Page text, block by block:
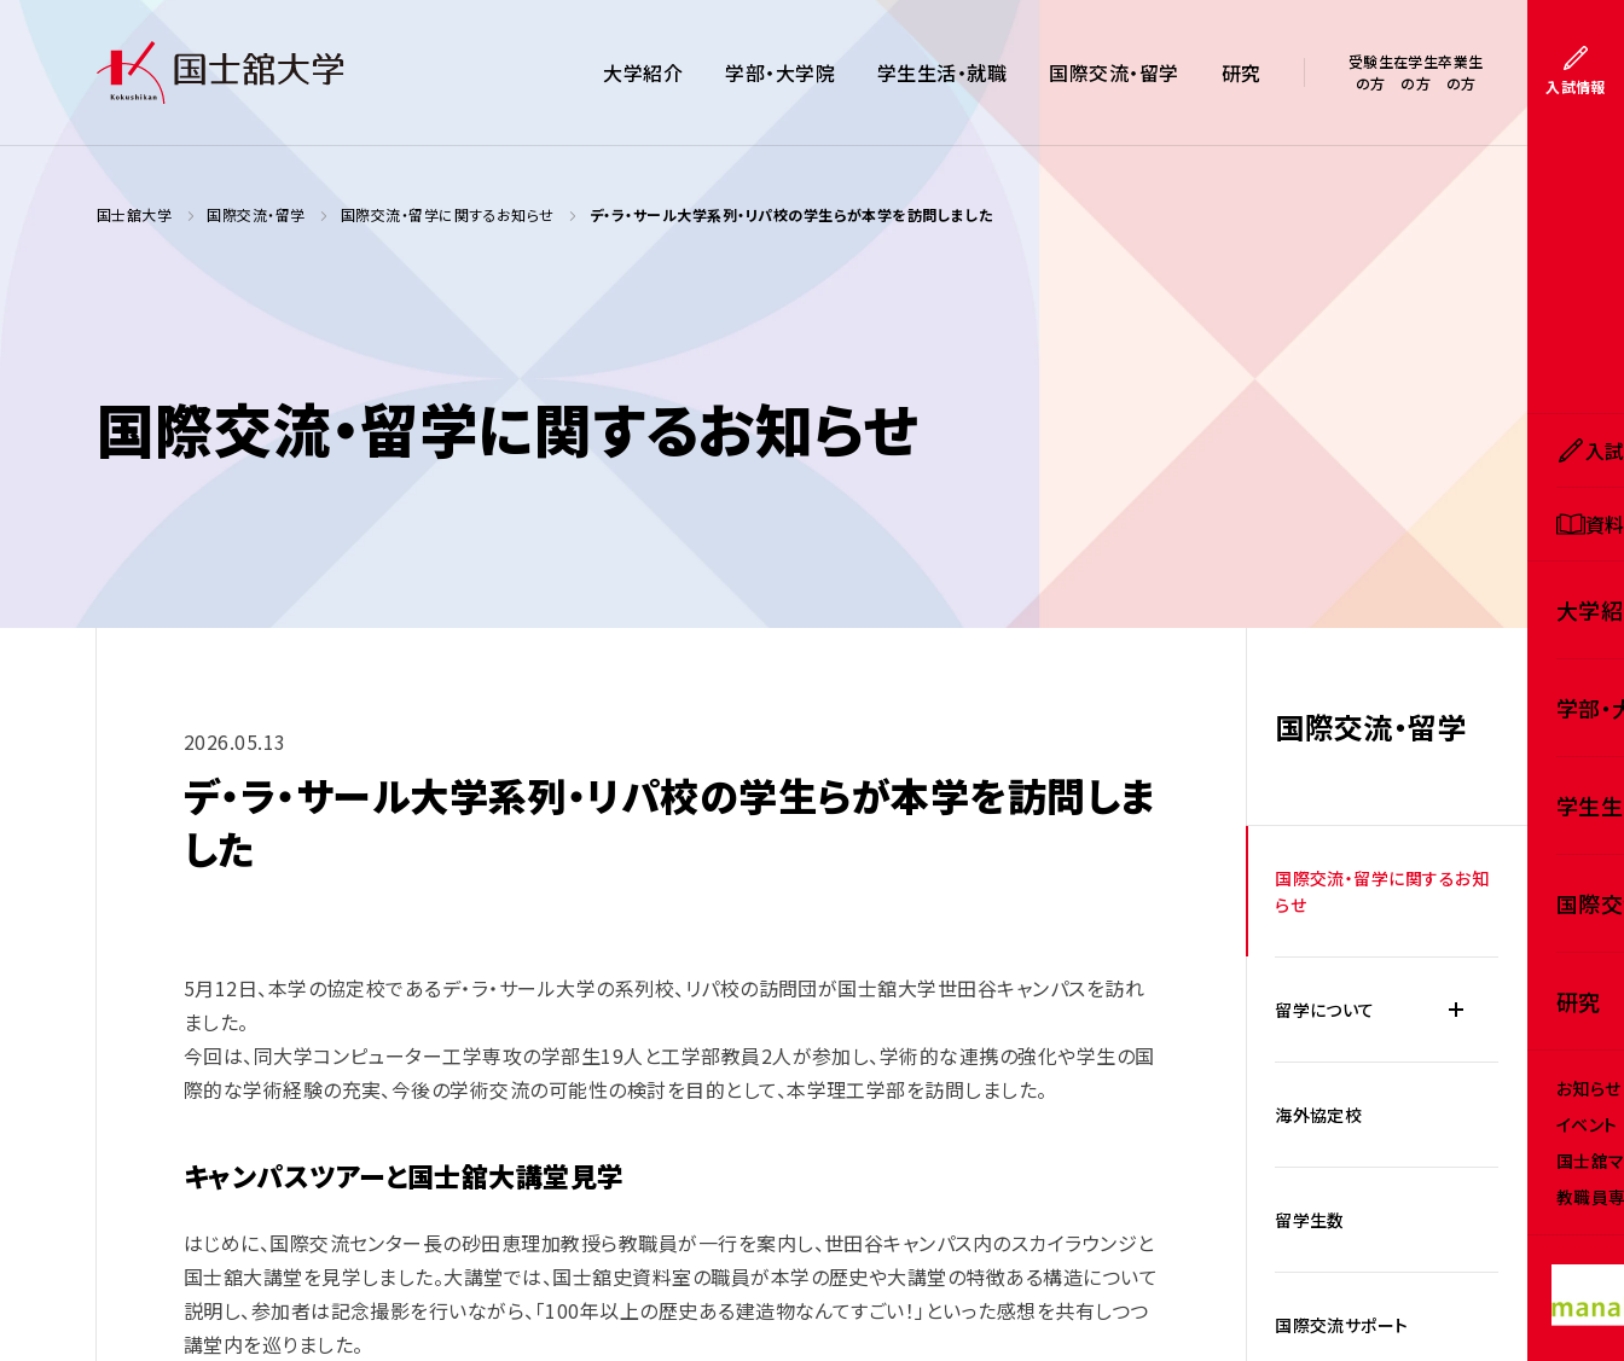
大学紹介 学部・大学院 学生生活・就職 国際交流・留学 研究
受験生
の方
在学生
の方
卒業生
の方
入試情報
入
資
大学
学部
学生
国際
研究
お知らせ
イベント
国士舘
教職員
国士舘大学 国際交流・留学 国際交流・留学に関するお知らせ デ・ラ・サール大学系列・リパ校の学生らが本学を訪問しました
国際交流・留学に関するお知らせ
2026.05.13
デ・ラ・サール大学系列・リパ校の学生らが本学を訪問しま
した
5月12日、本学の協定校であるデ・ラ・サール大学の系列校、リパ校の訪問団が国士舘大学世田谷キャンパスを訪れ
ました。
今回は、同大学コンピューター工学専攻の学部生19人と工学部教員2人が参加し、学術的な連携の強化や学生の国
際的な学術経験の充実、今後の学術交流の可能性の検討を目的として、本学理工学部を訪問しました。
キャンパスツアーと国士舘大講堂見学
はじめに、国際交流センター長の砂田恵理加教授ら教職員が一行を案内し、世田谷キャンパス内のスカイラウンジと
国士舘大講堂を見学しました。大講堂では、国士舘史資料室の職員が本学の歴史や大講堂の特徴ある構造について
説明し、参加者は記念撮影を行いながら、「100年以上の歴史ある建造物なんてすごい！」といった感想を共有しつつ
講堂内を巡りました。
国際交流・留学
国際交流・留学に関するお知
らせ
留学について
海外協定校
留学生数
国際交流サポート